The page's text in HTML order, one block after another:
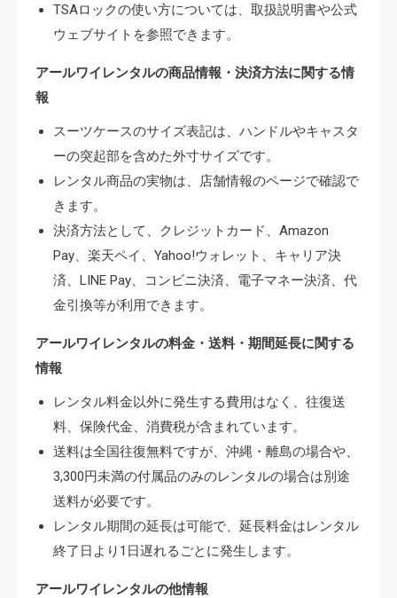
TSAロックの使い方については、取扱説明書や公式
ウェブサイトを参照できます。
アールワイレンタルの商品情報・決済方法に関する情
報
スーツケースのサイズ表記は、ハンドルやキャスタ
ーの突起部を含めた外寸サイズです。
レンタル商品の実物は、店舗情報のページで確認で
きます。
決済方法として、クレジットカード、Amazon
Pay、楽天ペイ、Yahoo!ウォレット、キャリア決
済、LINE Pay、コンビニ決済、電子マネー決済、代
金引換等が利用できます。
アールワイレンタルの料金・送料・期間延長に関する
情報
レンタル料金以外に発生する費用はなく、往復送
料、保険代金、消費税が含まれています。
送料は全国往復無料ですが、沖縄・離島の場合や、
3,300円未満の付属品のみのレンタルの場合は別途
送料が必要です。
レンタル期間の延長は可能で、延長料金はレンタル
終了日より1日遅れるごとに発生します。
アールワイレンタルの他情報